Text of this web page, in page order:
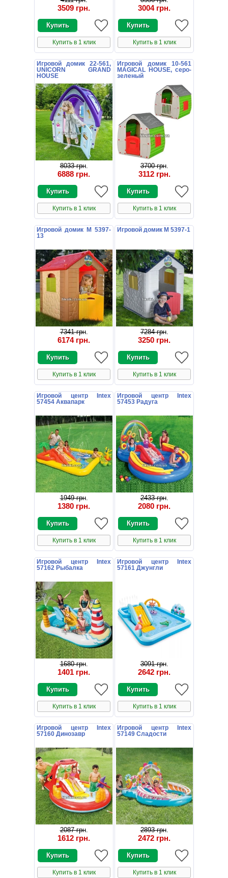
3509 грн.
Купить в 1 клик
3004 грн.
Купить в 1 клик
Игровой домик 22-561,
UNICORN GRAND
HOUSE
8033 грн.
6888 грн.
Купить в 1 клик
Игровой домик 10-561
MAGICAL HOUSE, серо-
зеленый
3700 грн.
3112 грн.
Купить в 1 клик
Игровой домик M 5397-
13
7341 грн.
6174 грн.
Купить в 1 клик
Игровой домик M 5397-1
7284 грн.
3250 грн.
Купить в 1 клик
Игровой центр Intex
57454 Аквапарк
1949 грн.
1380 грн.
Купить в 1 клик
Игровой центр Intex
57453 Радуга
2433 грн.
2080 грн.
Купить в 1 клик
Игровой центр Intex
57162 Рыбалка
1680 грн.
1401 грн.
Купить в 1 клик
Игровой центр Intex
57161 Джунгли
3091 грн.
2642 грн.
Купить в 1 клик
Игровой центр Intex
57160 Динозавр
2087 грн.
1612 грн.
Купить в 1 клик
Игровой центр Intex
57149 Сладости
2893 грн.
2472 грн.
Купить в 1 клик